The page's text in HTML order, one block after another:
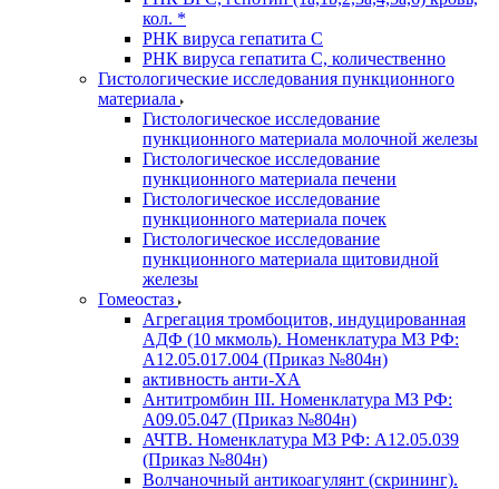
кол. *
РНК вируса гепатита C
РНК вируса гепатита C, количественно
Гистологические исследования пункционного
материала
Гистологическое исследование
пункционного материала молочной железы
Гистологическое исследование
пункционного материала печени
Гистологическое исследование
пункционного материала почек
Гистологическое исследование
пункционного материала щитовидной
железы
Гомеостаз
Агрегация тромбоцитов, индуцированная
АДФ (10 мкмоль). Номенклатура МЗ РФ:
A12.05.017.004 (Приказ №804н)
активность анти-ХА
Антитромбин III. Номенклатура МЗ РФ:
A09.05.047 (Приказ №804н)
АЧТВ. Номенклатура МЗ РФ: A12.05.039
(Приказ №804н)
Волчаночный антикоагулянт (скрининг).